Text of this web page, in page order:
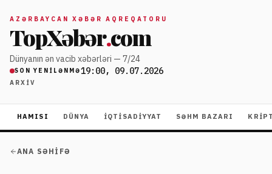
AZƏRBAYCAN XƏBƏR AQREQATORU
TopXəbər.com
Dünyanın ən vacib xəbərləri — 7/24
SON YENILƏNMƏ19:00, 09.07.2026
ARXIV
HAMISI DÜNYA İQTISADIYYAT SƏHM BAZARI
ANA SƏHIFƏ